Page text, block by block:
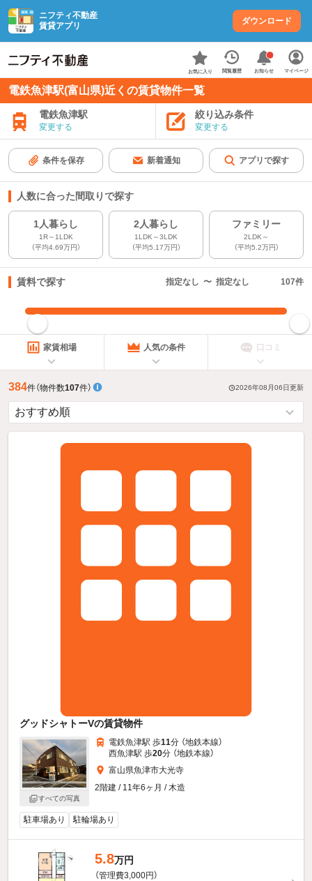
ニフティ不動産
賃貸アプリ
ダウンロード
お気に入り 閲覧履歴 お知らせ マイページ
電鉄魚津駅(富山県)近くの賃貸物件一覧
電鉄魚津駅
変更する
絞り込み条件
変更する
条件を保存 新着通知 アプリで探す
人数に合った間取りで探す
1人暮らし
1R～1LDK
（平均4.69万円）
2人暮らし
1LDK～3LDK
（平均5.17万円）
ファミリー
2LDK～
（平均5.2万円）
賃料で探す 指定なし 〜 指定なし 107件
指定した賃料で絞り込む
家賃相場 人気の条件 口コミ
384件（物件数107件） 2026年08月06日更新
グッドシャトーVの賃貸物件
すべての写真
電鉄魚津駅 歩11分 （地鉄本線）
西魚津駅 歩20分 （地鉄本線）
富山県魚津市大光寺
2階建 / 11年6ヶ月 / 木造
駐車場あり 駐輪場あり
5.8万円
（管理費3,000円）